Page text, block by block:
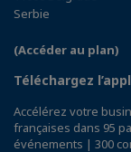
Serbie
(Accéder au plan)
Téléchargez
Accélérez votre
françaises dans 95
événements | 300